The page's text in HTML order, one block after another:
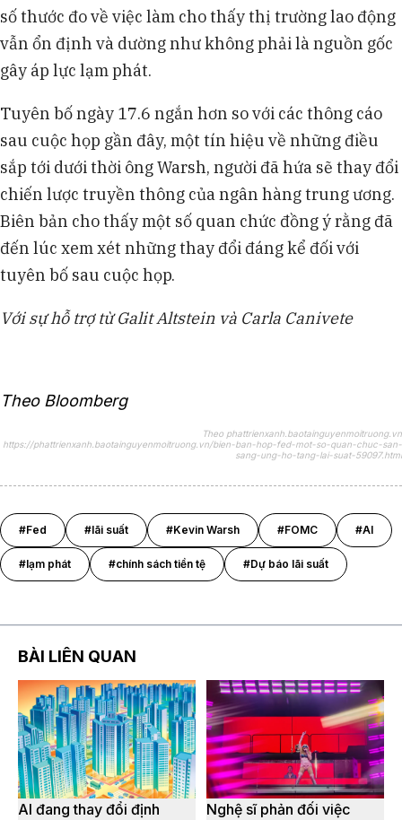
số thước đo về việc làm cho thấy thị trường lao động
vẫn ổn định và dường như không phải là nguồn gốc
gây áp lực lạm phát.
Tuyên bố ngày 17.6 ngắn hơn so với các thông cáo
sau cuộc họp gần đây, một tín hiệu về những điều
sắp tới dưới thời ông Warsh, người đã hứa sẽ thay đổi
chiến lược truyền thông của ngân hàng trung ương.
Biên bản cho thấy một số quan chức đồng ý rằng đã
đến lúc xem xét những thay đổi đáng kể đối với
tuyên bố sau cuộc họp.
Với sự hỗ trợ từ Galit Altstein và Carla Canivete
Theo Bloomberg
Theo phattrienxanh.baotainguyenmoitruong.vn
https://phattrienxanh.baotainguyenmoitruong.vn/bien-ban-hop-fed-mot-so-quan-chuc-san-
sang-ung-ho-tang-lai-suat-59097.html
#Fed #lãi suất #Kevin Warsh #FOMC #AI
#lạm phát #chính sách tiền tệ #Dự báo lãi suất
BÀI LIÊN QUAN
AI đang thay đổi định
Nghệ sĩ phản đối việc